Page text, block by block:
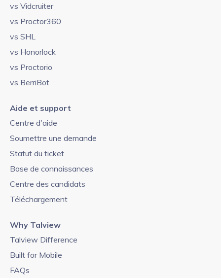
vs Vidcruiter
vs Proctor360
vs SHL
vs Honorlock
vs Proctorio
vs BerriBot
Aide et support
Centre d'aide
Soumettre une demande
Statut du ticket
Base de connaissances
Centre des candidats
Téléchargement
Why Talview
Talview Difference
Built for Mobile
FAQs